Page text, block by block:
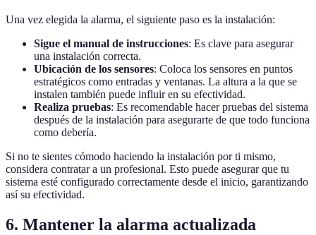
Una vez elegida la alarma, el siguiente paso es la instalación:
Sigue el manual de instrucciones: Es clave para asegurar
una instalación correcta.
Ubicación de los sensores: Coloca los sensores en puntos
estratégicos como entradas y ventanas. La altura a la que se
instalen también puede influir en su efectividad.
Realiza pruebas: Es recomendable hacer pruebas del sistema
después de la instalación para asegurarte de que todo funciona
como debería.
Si no te sientes cómodo haciendo la instalación por ti mismo,
considera contratar a un profesional. Esto puede asegurar que tu
sistema esté configurado correctamente desde el inicio, garantizando
así su efectividad.
6. Mantener la alarma actualizada